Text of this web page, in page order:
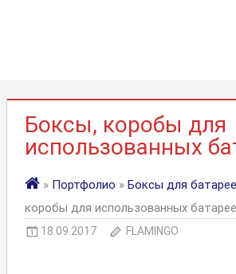
Боксы, коробы для
использованных
» Портфолио » Боксы для
коробы для использованных
18.09.2017 FLAMINGO